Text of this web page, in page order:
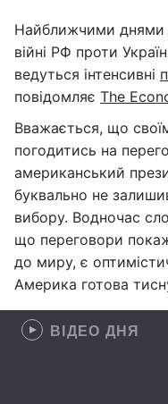
Найближчими днями
війні РФ проти
ведуться інтенсивні
повідомляє The
Вважається, що
погодитись на
американський
буквально не
вибору. Водночас
що переговори
до миру, є
Америка готова
ВІДЕО ДНЯ